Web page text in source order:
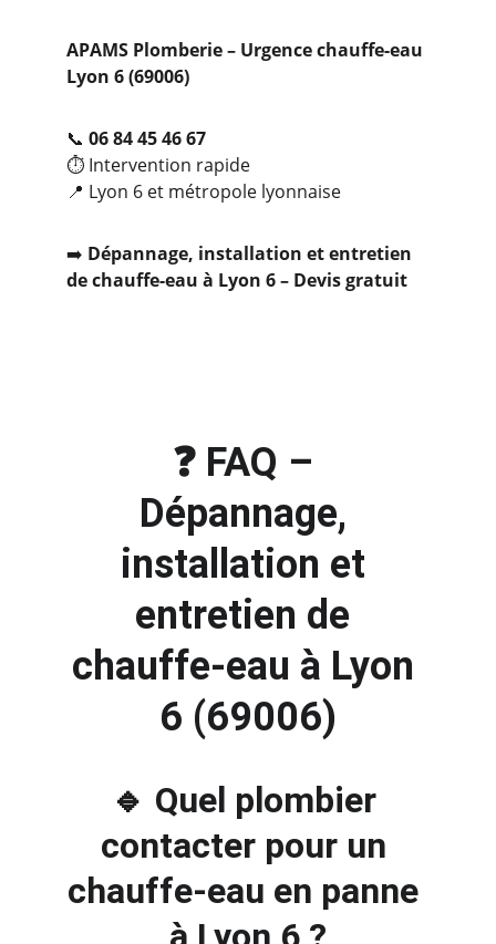
APAMS Plomberie – Urgence chauffe-eau
Lyon 6 (69006)
📞 06 84 45 46 67
⏱️ Intervention rapide
📍 Lyon 6 et métropole lyonnaise
➡️ Dépannage, installation et entretien
de chauffe-eau à Lyon 6 – Devis gratuit
❓ FAQ –
Dépannage,
installation et
entretien de
chauffe-eau à Lyon
6 (69006)
🔹 Quel plombier
contacter pour un
chauffe-eau en panne